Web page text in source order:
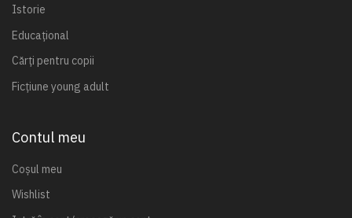
Istorie
Educațional
Cărți pentru copii
Ficțiune young adult
Contul meu
Coșul meu
Wishlist